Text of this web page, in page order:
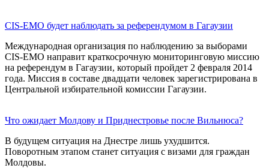
CIS-EMO будет наблюдать за референдумом в Гагаузии
Международная организация по наблюдению за выборами
CIS-EMO направит краткосрочную мониторинговую миссию
на референдум в Гагаузии, который пройдет 2 февраля 2014
года. Миссия в составе двадцати человек зарегистрирована в
Центральной избирательной комиссии Гагаузии.
Что ожидает Молдову и Приднестровье после Вильнюса?
В будущем ситуация на Днестре лишь ухудшится.
Поворотным этапом станет ситуация с визами для граждан
Молдовы.